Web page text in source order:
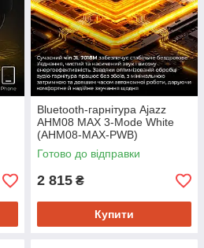
Bluetooth-гарнітура Ajazz
AHM08 MAX 3-Mode White
(AHM08-MAX-PWB)
Готово до відправки
2 815 ₴
Купити